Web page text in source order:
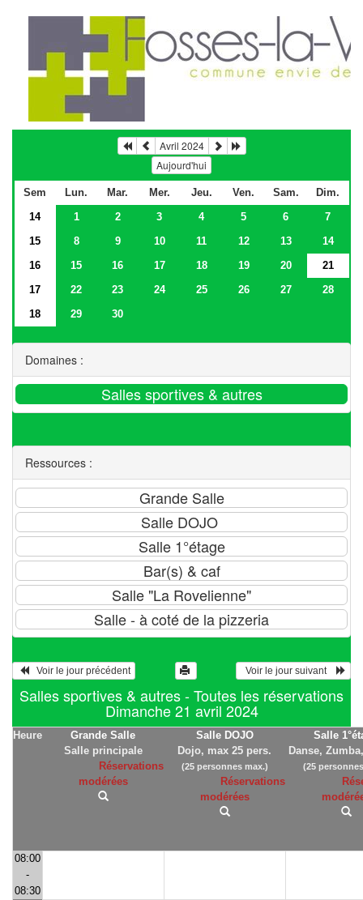
Avril 2024
Aujourd'hui
Sem Lun. Mar. Mer. Jeu. Ven. Sam.
Dim.
14
1 2 3 4 5 6
7
15
8 9 10 11 12 13
14
16
15 16 17 18 19 20
21
17
22 23 24 25 26 27
28
18
29 30
Domaines :
Ressources :
   Voir le jour précédent
  Voir le jour suivant
Salles sportives & autres - Toutes les réservations
Dimanche 21 avril 2024
Heure
Grande Salle
Salle principale
Réservations
modérées
Salle DOJO
Dojo, max 25 pers.
(25 personnes max.)
Réservations
modérées
Salle
Danse,
(25
08:00
-
08:30